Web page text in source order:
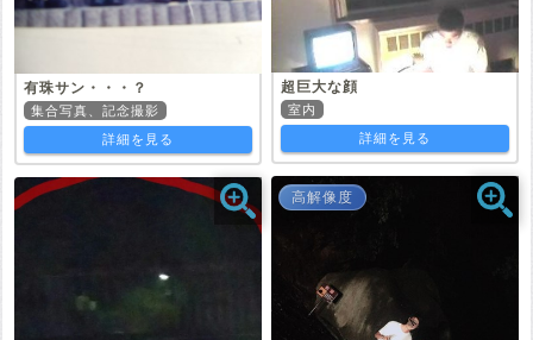
有珠サン・・・？
集合写真、記念撮影
詳細を見る
超巨大な顔
室内
詳細を見る
高解像度